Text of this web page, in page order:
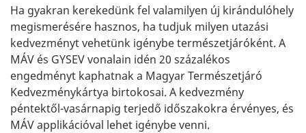
Ha gyakran kerekedünk fel valamilyen új kirándulóhely
megismerésére hasznos, ha tudjuk milyen utazási
kedvezményt vehetünk igénybe természetjáróként. A
MÁV és GYSEV vonalain idén 20 százalékos
engedményt kaphatnak a Magyar Természetjáró
Kedvezménykártya birtokosai. A kedvezmény
péntektől-vasárnapig terjedő időszakokra érvényes, és
MÁV applikációval lehet igénybe venni.